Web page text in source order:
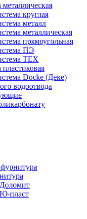
круглая
металл
металлическая
прямоугольная
ПЭ
ТЕХ
Docke (Деке)
водоотвода
пласт